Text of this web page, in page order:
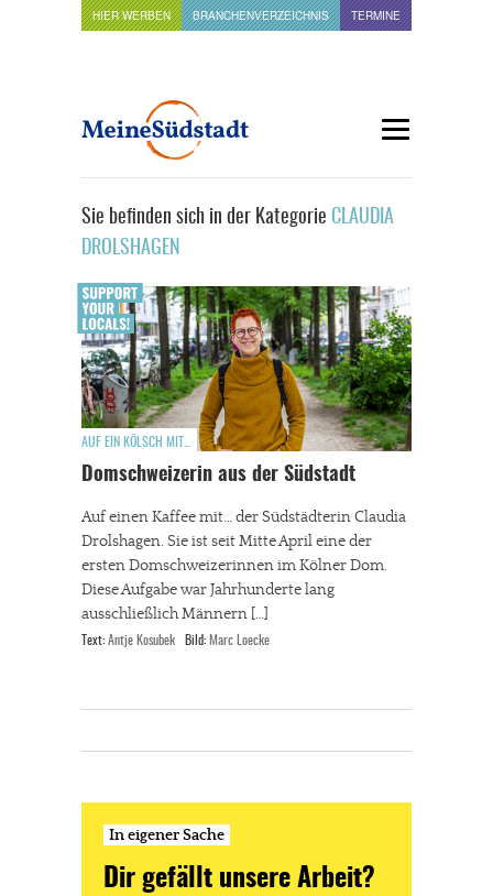
HIER WERBEN BRANCHENVERZEICHNIS TERMINE
Sie befinden sich in der Kategorie CLAUDIA
DROLSHAGEN
AUF EIN KÖLSCH MIT...
Domschweizerin aus der Südstadt
Auf einen Kaffee mit… der Südstädterin Claudia
Drolshagen. Sie ist seit Mitte April eine der
ersten Domschweizerinnen im Kölner Dom.
Diese Aufgabe war Jahrhunderte lang
ausschließlich Männern […]
Text: Antje Kosubek Bild: Marc Loecke
In eigener Sache
Dir gefällt unsere Arbeit?